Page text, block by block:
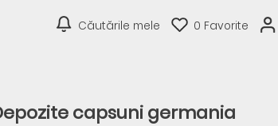
Căutările mele 0 Favorite
capsuni germania